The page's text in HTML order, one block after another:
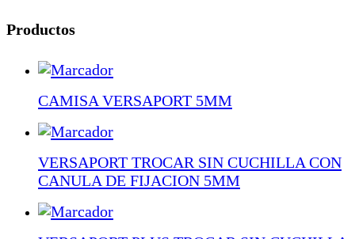
Productos
CAMISA VERSAPORT 5MM
VERSAPORT TROCAR SIN CUCHILLA CON
CANULA DE FIJACION 5MM